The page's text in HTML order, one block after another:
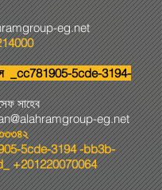
eg.net
_cc781905-5cde-3194-
সাহেব
eg.net
3194 -bb3b-
+201220070064